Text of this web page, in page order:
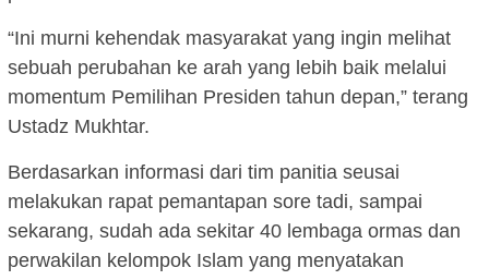
“Ini murni kehendak masyarakat yang ingin melihat
sebuah perubahan ke arah yang lebih baik melalui
momentum Pemilihan Presiden tahun depan,” terang
Ustadz Mukhtar.
Berdasarkan informasi dari tim panitia seusai
melakukan rapat pemantapan sore tadi, sampai
sekarang, sudah ada sekitar 40 lembaga ormas dan
perwakilan kelompok Islam yang menyatakan